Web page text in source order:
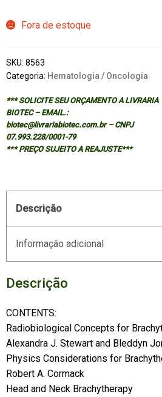
Fora de estoque
SKU: 8563
Categoria: Hematologia / Oncologia
*** SOLICITE SEU ORÇAMENTO A LIVRARIA
BIOTEC – EMAIL.:
biotec@livrariabiotec.com.br – CNPJ
07.993.228/0001-79
*** PREÇO SUJEITO A REAJUSTE***
Descrição
Informação adicional
Descrição
CONTENTS:
Radiobiological Concepts for
Alexandra J. Stewart and Bleddyn
Physics Considerations for
Robert A. Cormack
Head and Neck Brachytherapy